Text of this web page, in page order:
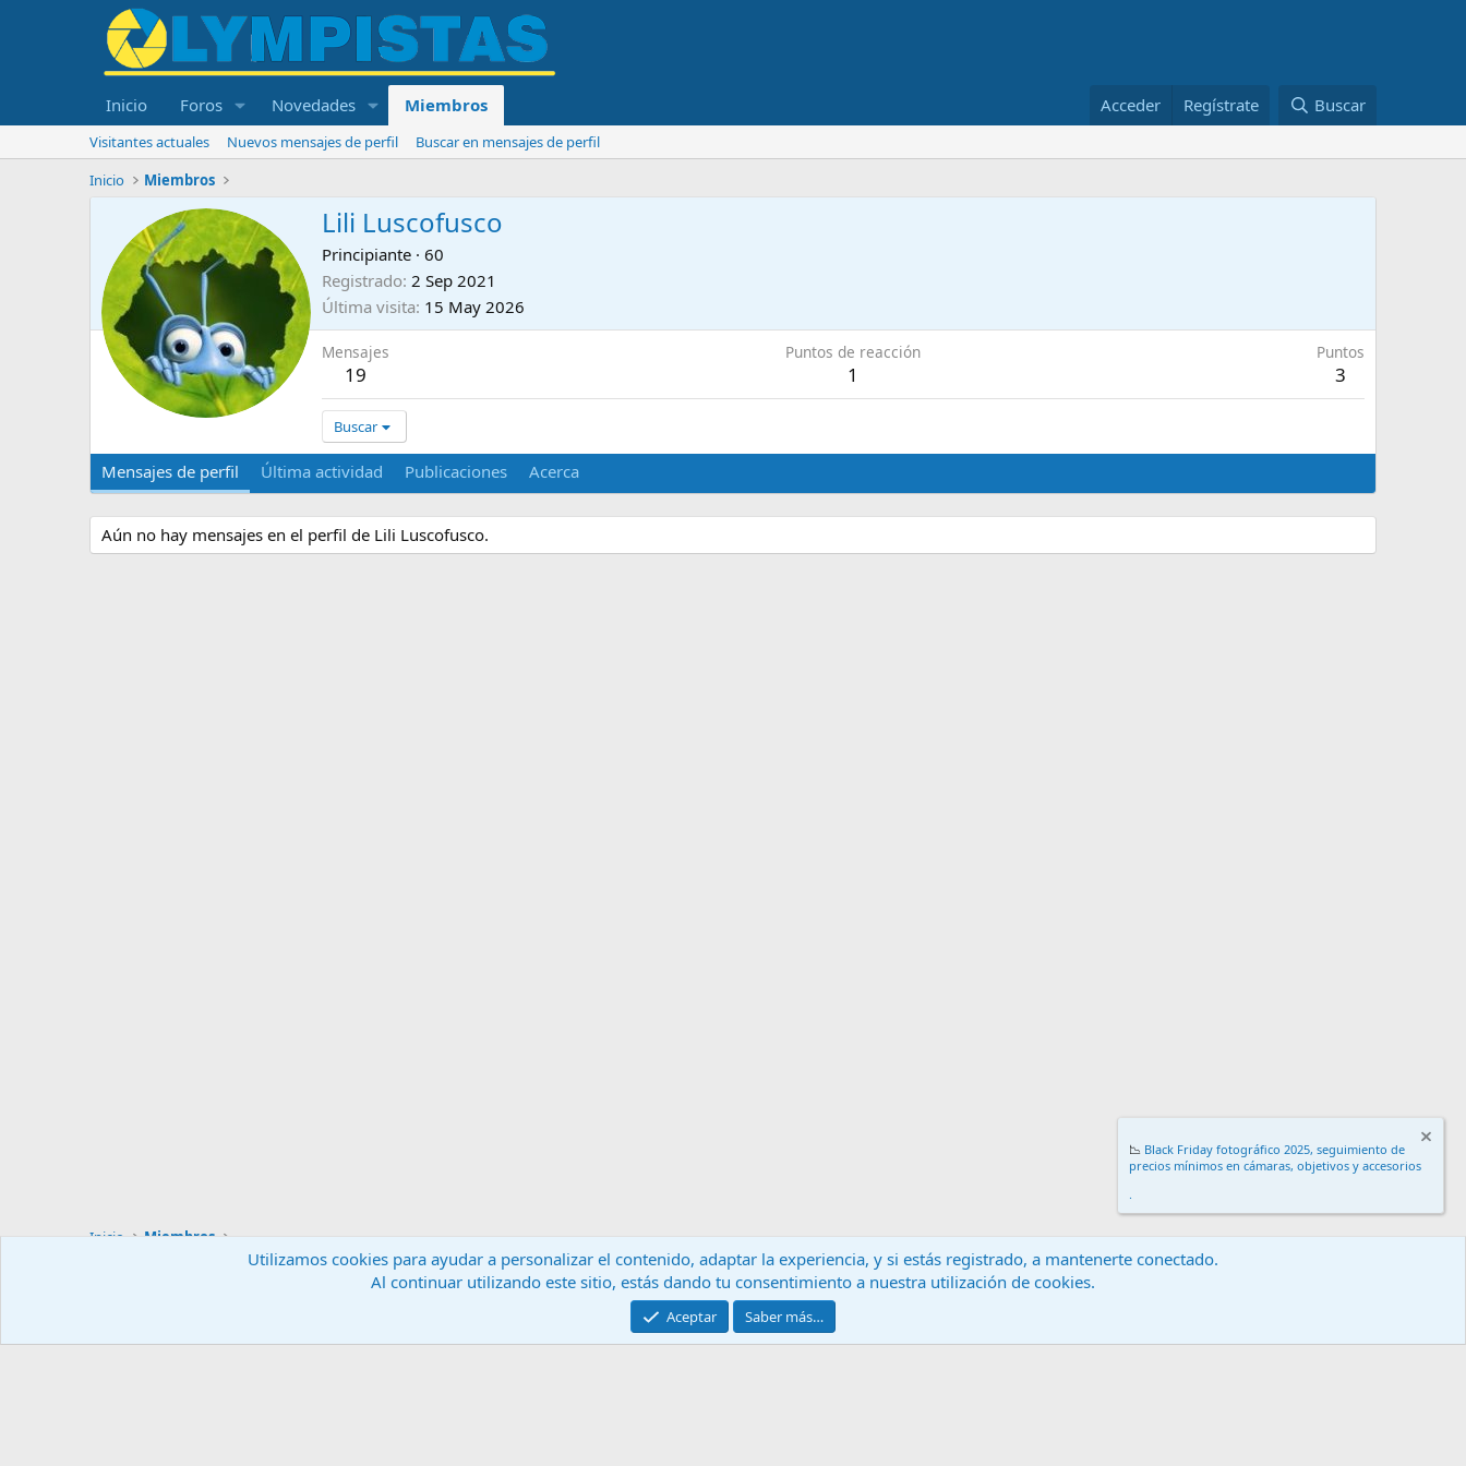
Inicio Foros Novedades Miembros Acceder Regístrate Buscar
Visitantes actuales Nuevos mensajes de perfil
Buscar en mensajes de perfil
Inicio
Miembros
Lili Luscofusco
Principiante · 60
Registrado 2 Sep 2021
Última visita 15 May 2026
Mensajes
19
Puntos de reacción
1
Puntos
3
Buscar
Mensajes de perfil Última actividad Publicaciones Acerca
Aún no hay mensajes en el perfil de Lili Luscofusco.
Inicio Miembros
Contáctanos Términos y reglas
Community platform by XenForo® © 2010-2024 XenForo Ltd.
📉 Black Friday fotográfico 2025, seguimiento de
precios mínimos en cámaras, objetivos y accesorios
.
Utilizamos cookies para ayudar a personalizar el contenido, adaptar la experiencia, y si estás registrado, a mantenerte conectado.
Al continuar utilizando este sitio, estás dando tu consentimiento a nuestra utilización de cookies.
Aceptar Saber más…